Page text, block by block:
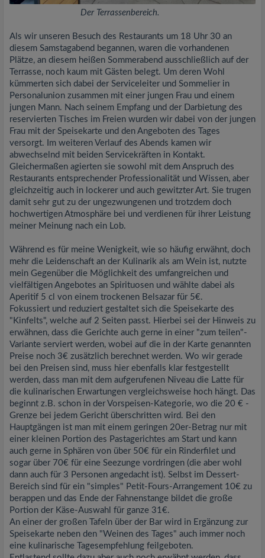
Der Terrassenbereich.
Als wir unseren Besuch des Restaurants um 18 Uhr 30 an
diesem Samstagabend begannen, waren die vorhandenen
Plätze, an diesem heißen Sommerabend ausschließlich auf der
Terrasse, noch kaum mit Gästen belegt. Um deren Wohl
kümmerten sich dabei der Serviceleiter und Sommelier in
Personalunion zusammen mit einer jungen Frau und einem
jungen Mann. Nach seinem Empfang und der Darbietung des
reservierten Tisches im Freien wurden wir dabei von der jungen
Frau mit der Speisekarte und den Angeboten des Tages
versorgt. Im weiteren Verlauf des Abends kamen wir
abwechselnd mit beiden Servicekräften in Kontakt.
Gleichermaßen agierten sie sowohl mit dem Anspruch des
Restaurants entsprechender Professionalität und Wissen, aber
gleichzeitig auch in lockerer und auch gewitzter Art. Sie trugen
damit sehr gut zu der ungezwungenen und trotzdem doch
hochwertigen Atmosphäre bei und verdienen für ihrer Leistung
meiner Meinung nach ein Lob.
Während es für meine Wenigkeit, wie so häufig erwähnt, doch
mehr die Leidenschaft an der Kulinarik als am Wein ist, nutzte
mein Gegenüber die Möglichkeit des umfangreichen und
vielfältigen Angebotes an Spirituosen und wählte dabei als
Aperitif 5 cl von einem trockenen Belsazar für 5€.
Fokussiert und reduziert gestaltet sich die Speisekarte des
"Kinfelts", welche auf 2 Seiten passt. Hierbei sei der Hinweis zu
erwähnen, dass die Gerichte auch gerne in einer "zum teilen"-
Variante serviert werden, wobei auf die in der Karte genannten
Preise noch 3€ zusätzlich berechnet werden. Wo wir gerade
bei den Preisen sind, muss hier ebenfalls klar festgestellt
werden, dass man mit dem aufgerufenen Niveau die Latte für
die kulinarischen Erwartungen vergleichsweise hoch hängt. Das
beginnt z.B. schon in der Vorspeisen-Kategorie, wo die 20 € -
Grenze bei jedem Gericht überschritten wird. Bei den
Hauptgängen ist man mit einem geringen 20er-Betrag nur mit
einer kleinen Portion des Pastagerichtes am Start und kann
auch gerne in Sphären von über 50€ für ein Rinderfilet und
sogar über 70€ für eine Seezunge vordringen (die aber wohl
dann auch für 3 Personen angedacht ist). Selbst im Dessert-
Bereich sind für ein "simples" Petit-Fours-Arrangement 10€ zu
berappen und das Ende der Fahnenstange bildet die große
Portion der Käse-Auswahl für ganze 31€.
An einer der großen Tafeln über der Bar wird in Ergänzung zur
Speisekarte neben den "Weinen des Tages" auch immer noch
eine kulinarische Tagesempfehlung feilgeboten.